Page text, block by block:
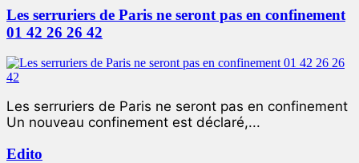
Les serruriers de Paris ne seront pas en confinement
01 42 26 26 42
Les serruriers de Paris ne seront pas en confinement
Un nouveau confinement est déclaré,...
Edito